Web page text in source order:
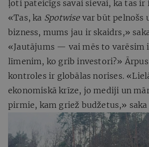
ļoti pateicīgs savai sievai, ka tas ir
«Tas, ka Spotwisevar būt pelnošs
bizness, mums jau ir skaidrs,»
«Jautājums — vai mēs to varēsim
līmenim, ko grib investori?»
kontroles ir globālas norises.
ekonomiskā krīze, jo mediji un
pirmie, kam griež budžetus,» saka